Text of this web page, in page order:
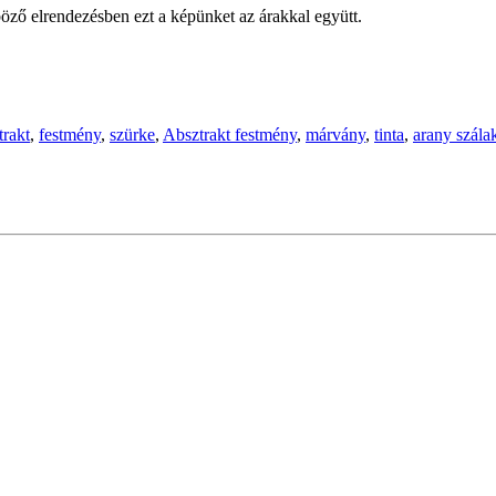
elrendezésben ezt a képünket az árakkal együtt.
, festmény, szürke, Absztrakt festmény, márvány, tinta, arany